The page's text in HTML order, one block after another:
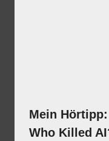
Mein
Who Killed